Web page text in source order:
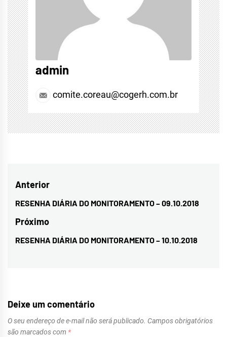
admin
comite.coreau@cogerh.com.br
Navegação
de
Post
Anterior
Previous
post:
RESENHA DIÁRIA DO MONITORAMENTO – 09.10.2018
Próximo
Next
RESENHA DIÁRIA DO MONITORAMENTO – 10.10.2018
Deixe um comentário
O seu endereço de e-mail não será publicado. Campos obrigatórios
são marcados com *